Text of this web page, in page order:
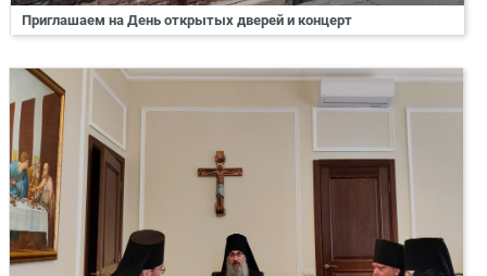
Приглашаем на День открытых дверей и концерт